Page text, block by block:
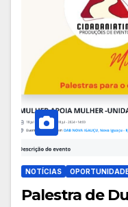
NOTÍCIAS
Palestra de